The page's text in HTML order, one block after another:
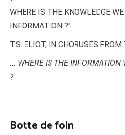
WHERE IS THE KNOWLEDGE
INFORMATION ?"
T.S. ELIOT, IN CHORUSES
... WHERE IS THE INFORMATION
?
Botte de foin